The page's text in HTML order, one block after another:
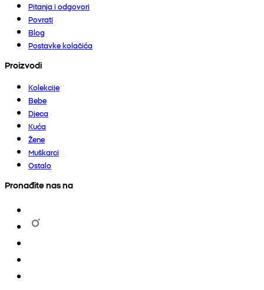
Pitanja i odgovori
Povrati
Blog
Postavke kolačića
Proizvodi
Kolekcije
Bebe
Djeca
Kuća
Žene
Muškarci
Ostalo
Pronađite nas na